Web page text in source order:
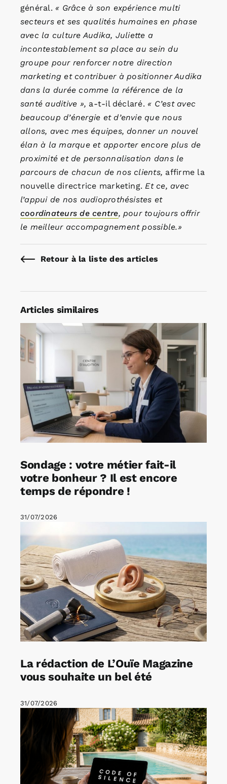
général. « Grâce à son expérience multi
secteurs et ses qualités humaines en phase
avec la culture Audika, Juliette a
incontestablement sa place au sein du
groupe pour renforcer notre direction
marketing et contribuer à positionner Audika
dans la durée comme la référence de la
santé auditive », a-t-il déclaré. « C’est avec
beaucoup d’énergie et d’envie que nous
allons, avec mes équipes, donner un nouvel
élan à la marque et apporter encore plus de
proximité et de personnalisation dans le
parcours de chacun de nos clients, affirme la
nouvelle directrice marketing.Et ce, avec
l’appui de nos audioprothésistes et
coordinateurs de centre, pour toujours offrir
le meilleur accompagnement possible.»
Retour à la liste des articles
Articles similaires
Sondage : votre métier fait-il
votre bonheur ? Il est encore
temps de répondre !
31/07/2026
La rédaction de L’Ouïe Magazine
vous souhaite un bel été
31/07/2026